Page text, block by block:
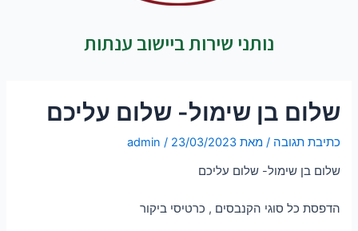
נותני שירות ביישוב ענתות
שלום בן שימול- שלום עליכם
כתיבת תגובה / מאת admin /23/03/2023
שלום בן שימול- שלום עליכם
הדפסת כל סוגי הקנבסים , כרטיסי ביקור